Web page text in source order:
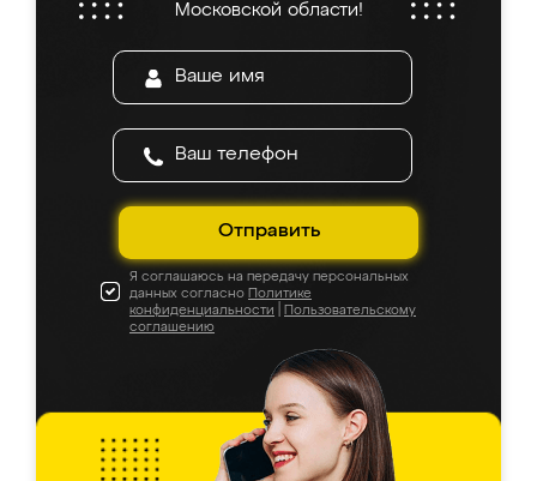
Московской области!
Отправить
Я соглашаюсь на передачу персональных
данных согласно Политике
конфиденциальности
Пользовательскому
соглашению